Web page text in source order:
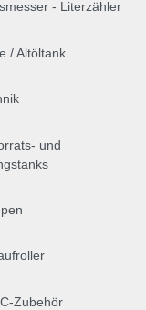
- Literzähler
/ Altöltank
und
Zubehör